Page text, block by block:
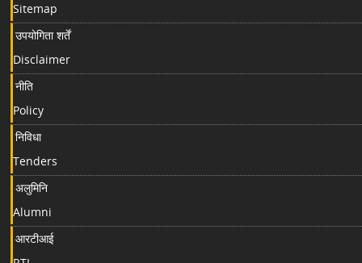
Sitemap
उपयोगिता शर्तें
Disclaimer
नीति
Policy
निविधा
Tenders
अलुमिनि
Alumni
आरटीआई